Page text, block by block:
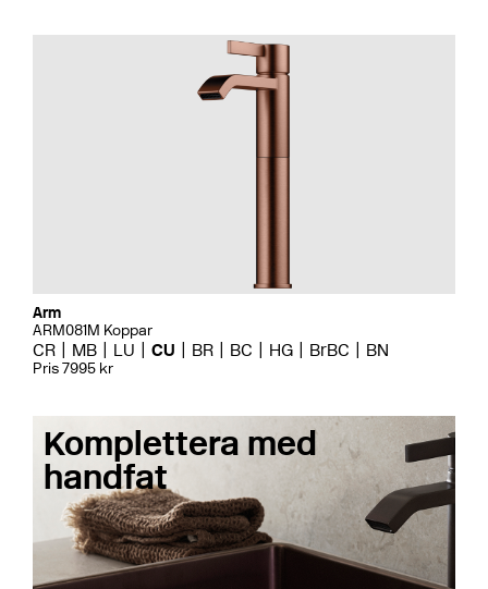
Arm
ARM081M Koppar
CR MB LU CU BR BC HG BrBC BN
Pris 7995 kr
Komplettera med
handfat